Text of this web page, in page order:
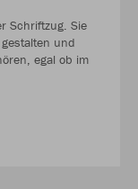
Schriftzug. Sie
und
egal ob im